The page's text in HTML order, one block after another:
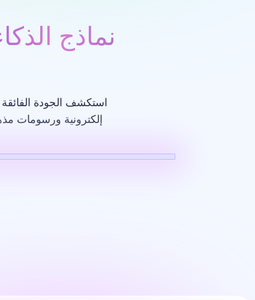
نماذج
استكشف الجودة
إلكترونية ورسومات